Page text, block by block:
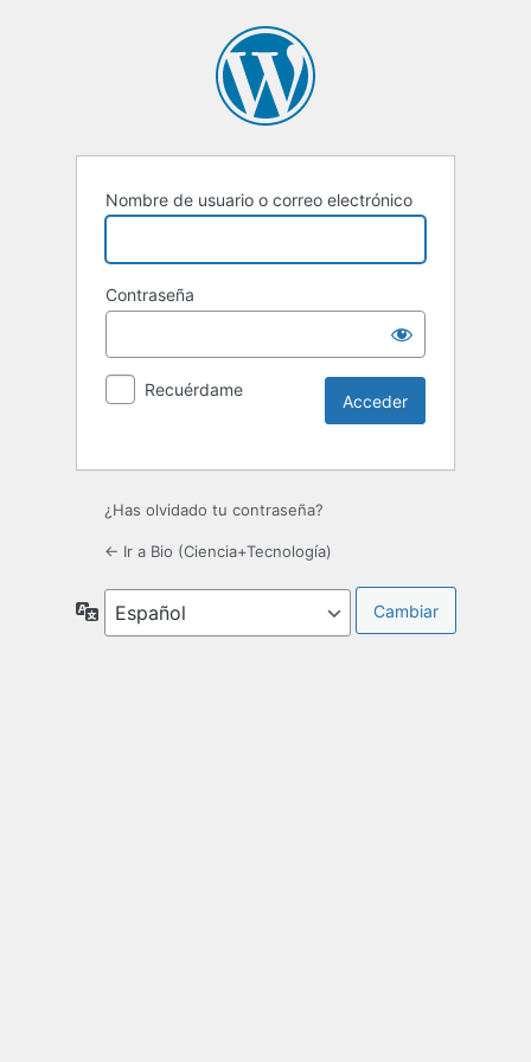
Nombre de usuario o correo electrónico
Contraseña
Recuérdame
¿Has olvidado tu contraseña?
← Ir a Bio (Ciencia+Tecnología)
Idioma